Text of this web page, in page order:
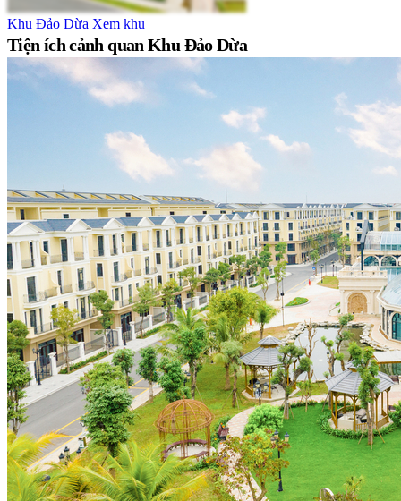
Khu Đảo Dừa Xem khu
Tiện ích cảnh quan Khu Đảo Dừa